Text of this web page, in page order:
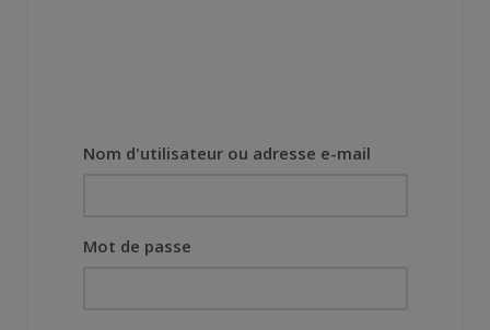
Nom d'utilisateur ou adresse e-mail
Mot de passe